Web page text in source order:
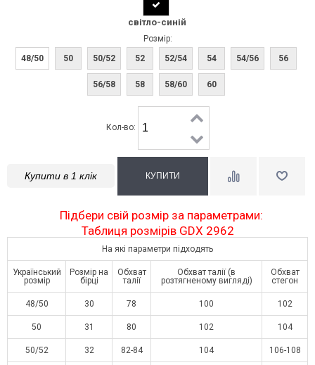
світло-синій
Розмір:
48/50
50 50/52 52 52/54 54 54/56 56
56/58 58 58/60 60
Кол-во:
Купити в 1 клік
Підбери свій розмір за параметрами:
Таблиця розмірів GDX 2962
На які параметри підходять
Український
розмір
Розмір на
бірці
Обхват
талії
Обхват талії (в
розтягненому вигляді)
Обхват
стегон
48/50 30 78 100 102
50 31 80 102 104
50/52 32 82-84 104 106-108